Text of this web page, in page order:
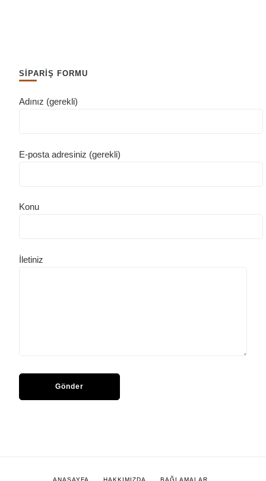
SİPARİŞ FORMU
Adınız (gerekli)
E-posta adresiniz (gerekli)
Konu
İletiniz
ANASAYFA HAKKIMIZDA BAĞLAMALAR